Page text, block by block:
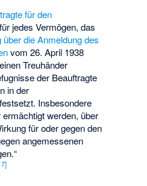
für den
jedes Vermögen, das
über die Anmeldung des
vom 26. April 1938
Treuhänder
der Beauftragte
in der
Insbesondere
werden, über
für oder gegen den
angemessenen
]